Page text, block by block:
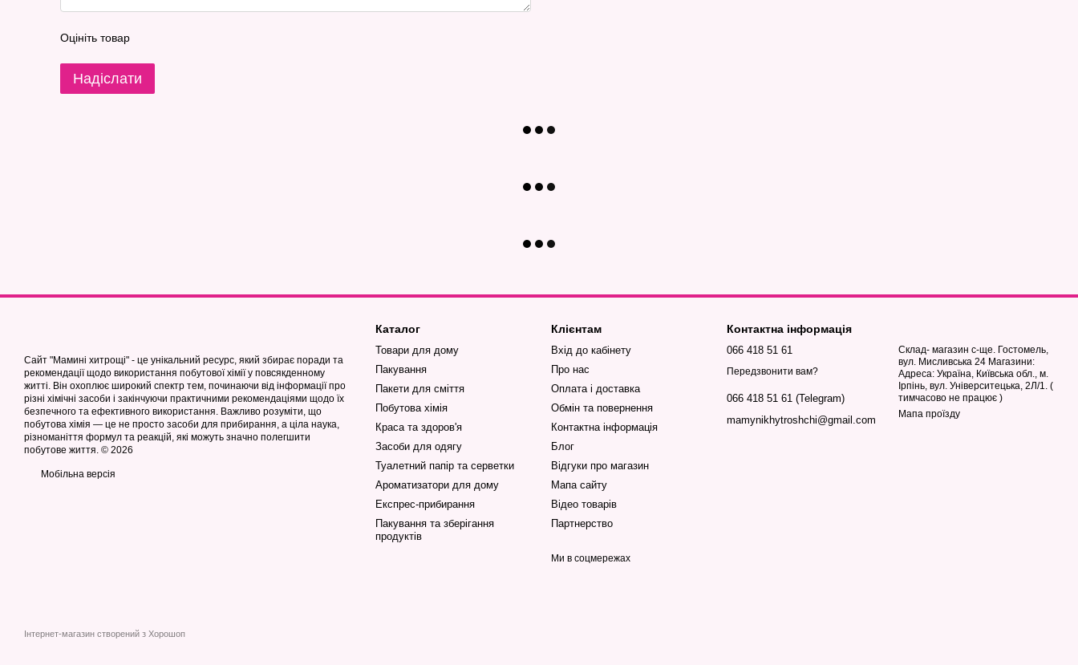
Оцініть товар
Надіслати
Сайт "Мамині хитрощі" - це унікальний ресурс, який збирає поради та
рекомендації щодо використання побутової хімії у повсякденному
житті. Він охоплює широкий спектр тем, починаючи від інформації про
різні хімічні засоби і закінчуючи практичними рекомендаціями щодо їх
безпечного та ефективного використання. Важливо розуміти, що
побутова хімія — це не просто засоби для прибирання, а ціла наука,
різноманіття формул та реакцій, які можуть значно полегшити
побутове життя. © 2026
Мобільна версія
Інтернет-магазин створений з Хорошоп
Каталог
Товари для дому
Пакування
Пакети для сміття
Побутова хімія
Краса та здоров'я
Засоби для одягу
Туалетний папір та серветки
Ароматизатори для дому
Експрес-прибирання
Пакування та зберігання
продуктів
Клієнтам
Вхід до кабінету
Про нас
Оплата і доставка
Обмін та повернення
Контактна інформація
Блог
Відгуки про магазин
Мапа сайту
Відео товарів
Партнерство
Ми в соцмережах
Контактна інформація
066 418 51 61
Передзвонити вам?
066 418 51 61 (Telegram)
mamynikhytroshchi@gmail.com
Склад- магазин с-ще. Гостомель,
вул. Мисливська 24 Магазини:
Адреса: Україна, Київська обл., м.
Ірпінь, вул. Університецька, 2Л/1. (
тимчасово не працює )
Мапа проїзду